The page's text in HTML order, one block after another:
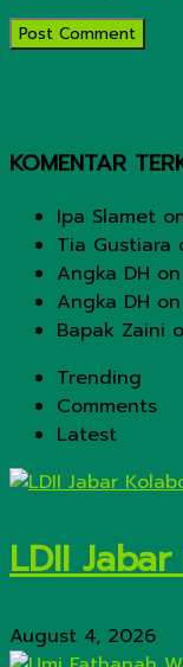
KOMENTAR
Ipa Slamet
Tia Gustiara
Angka DH on
Angka DH on
Bapak Zaini
Trending
Comments
Latest
LDII
August 4, 2026